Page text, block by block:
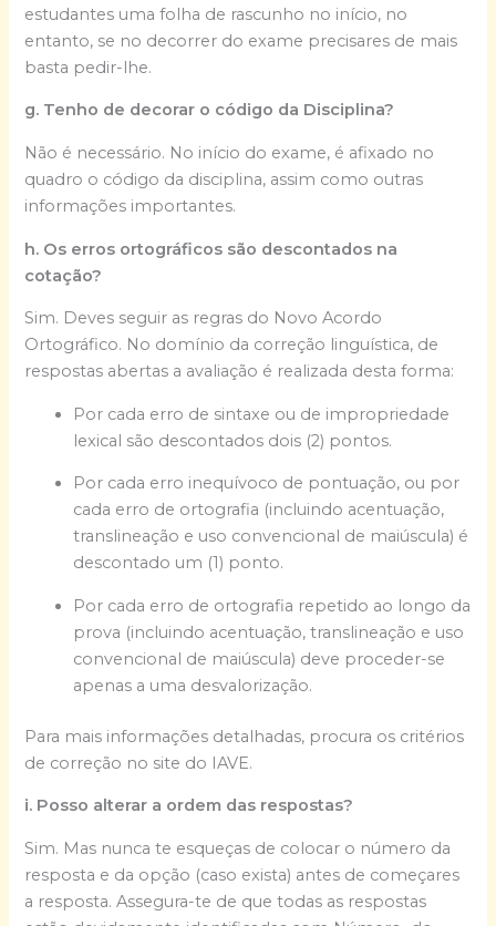
estudantes uma folha de rascunho no início, no
entanto, se no decorrer do exame precisares de mais
basta pedir-lhe.
g. Tenho de decorar o código da Disciplina?
Não é necessário. No início do exame, é afixado no
quadro o código da disciplina, assim como outras
informações importantes.
h. Os erros ortográficos são descontados na
cotação?
Sim. Deves seguir as regras do Novo Acordo
Ortográfico. No domínio da correção linguística, de
respostas abertas a avaliação é realizada desta forma:
Por cada erro de sintaxe ou de impropriedade
lexical são descontados dois (2) pontos.
Por cada erro inequívoco de pontuação, ou por
cada erro de ortografia (incluindo acentuação,
translineação e uso convencional de maiúscula) é
descontado um (1) ponto.
Por cada erro de ortografia repetido ao longo da
prova (incluindo acentuação, translineação e uso
convencional de maiúscula) deve proceder-se
apenas a uma desvalorização.
Para mais informações detalhadas, procura os critérios
de correção no site do IAVE.
i. Posso alterar a ordem das respostas?
Sim. Mas nunca te esqueças de colocar o número da
resposta e da opção (caso exista) antes de começares
a resposta. Assegura-te de que todas as respostas